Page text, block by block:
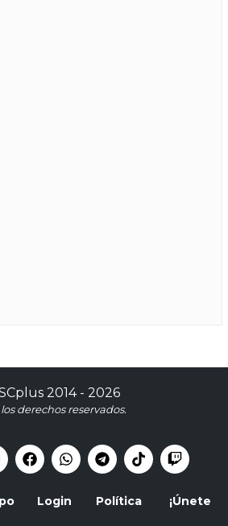
2014 - 2026
los derechos reservados.
Login Política ¡Únete